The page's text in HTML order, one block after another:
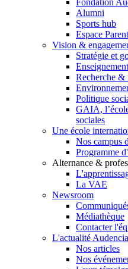
Fondation
Alumni
Sports hub
Espace
Vision &
Stratégie et
Recherche
Politique
GAIA,
sociales
Une école
Nos campus
Programme
Alternance &
La VAE
Newsroom
Médiathèque
Contacter
L'actualité Audencia
Nos articles
Nos